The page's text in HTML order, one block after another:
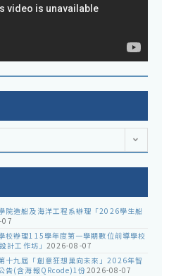
院造船及海洋工程系辦理「2026學生船
校辦理115學年度第一學期數位前導學校
計工作坊」 2026-08-07
十九屆「創意狂想巢向未來」2026年智
告(含海報QRcode)1份2026-08-07